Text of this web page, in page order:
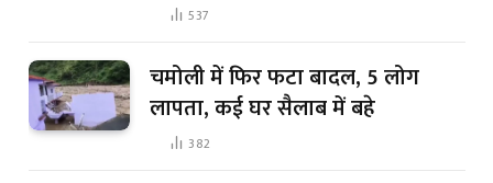
537
चमोली में फिर फटा बादल, 5 लोग
लापता, कई घर सैलाब में बहे
382